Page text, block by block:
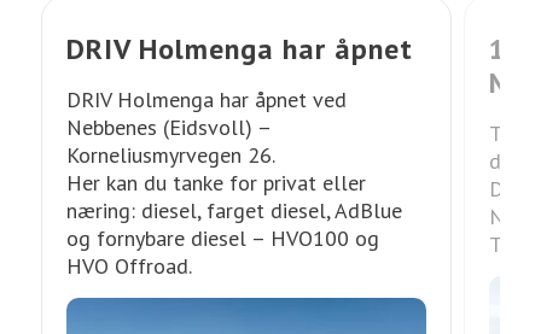
DRIV Holmenga har åpnet
DRIV Holmenga har åpnet ved
Nebbenes (Eidsvoll) –
Korneliusmyrvegen 26.
Her kan du tanke for privat eller
næring: diesel, farget diesel, AdBlue
og fornybare diesel – HVO100 og
HVO Offroad.
18
drakt
Ta